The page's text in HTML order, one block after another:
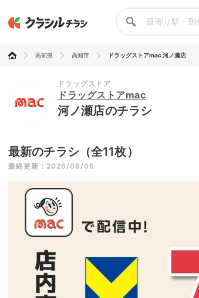
高知県 高知市 ドラッグストアmac 河ノ瀬店
ドラッグストア
ドラッグストアmac
河ノ瀬店のチラシ
最新のチラシ（全11枚）
最終更新：2026/08/06